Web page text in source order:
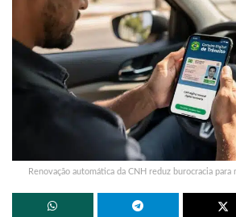
Renovação automática da CNH reduz burocracia